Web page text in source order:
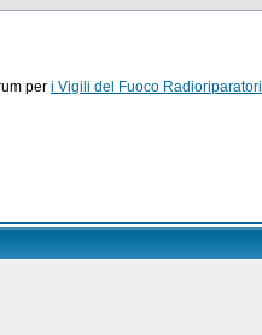
per i Vigili del Fuoco Radioriparatori